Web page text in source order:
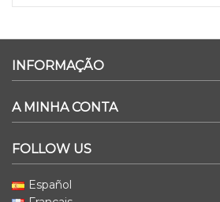
INFORMAÇÃO
A MINHA CONTA
FOLLOW US
Español